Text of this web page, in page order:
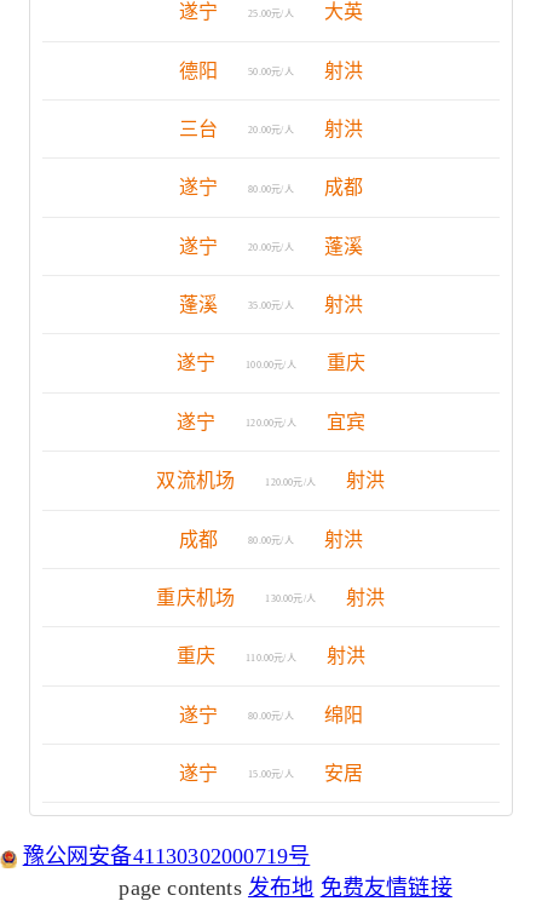
遂宁 25.00元/人 大英
德阳 50.00元/人 射洪
三台 20.00元/人 射洪
遂宁 80.00元/人 成都
遂宁 20.00元/人 蓬溪
蓬溪 35.00元/人 射洪
遂宁 100.00元/人 重庆
遂宁 120.00元/人 宜宾
双流机场 120.00元/人 射洪
成都 80.00元/人 射洪
重庆机场 130.00元/人 射洪
重庆 110.00元/人 射洪
遂宁 80.00元/人 绵阳
遂宁 15.00元/人 安居
豫公网安备41130302000719号
page contents 发布地 免费友情链接